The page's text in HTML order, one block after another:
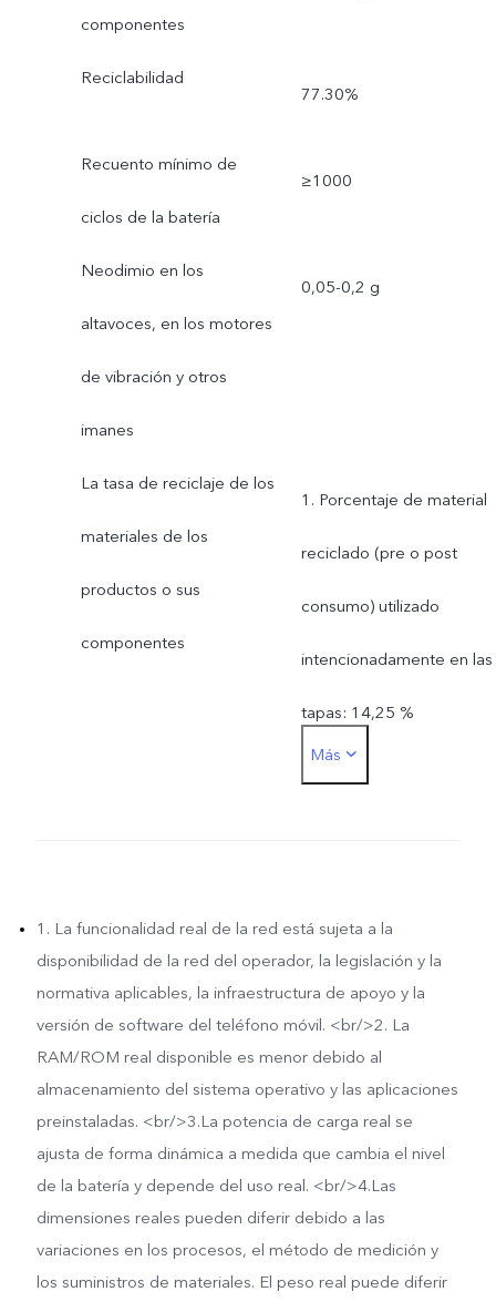
componentes
Reciclabilidad
77.30%
Recuento mínimo de
ciclos de la batería
≥1000
Neodimio en los
altavoces, en los motores
de vibración y otros
imanes
0,05-0,2 g
La tasa de reciclaje de los
materiales de los
productos o sus
componentes
1. Porcentaje de material
reciclado (pre o post
consumo) utilizado
intencionadamente en las
tapas: 14,25 %
2. Porcentaje de material
intencionadamente en
del dispositivo: 57,78 %
Más
1. La funcionalidad real de la red está sujeta a la
disponibilidad de la red del operador, la legislación y la
normativa aplicables, la infraestructura de apoyo y la
versión de software del teléfono móvil. <br/>2. La
RAM/ROM real disponible es menor debido al
almacenamiento del sistema operativo y las aplicaciones
preinstaladas. <br/>3.La potencia de carga real se
ajusta de forma dinámica a medida que cambia el nivel
de la batería y depende del uso real. <br/>4.Las
dimensiones reales pueden diferir debido a las
variaciones en los procesos, el método de medición y
los suministros de materiales. El peso real puede diferir